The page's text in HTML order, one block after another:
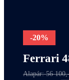
-20%
Ferrari
Alapár: 56